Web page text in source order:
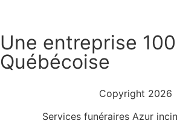
Une entreprise
Québécoise
Copyright 2026
Services funéraires Azur